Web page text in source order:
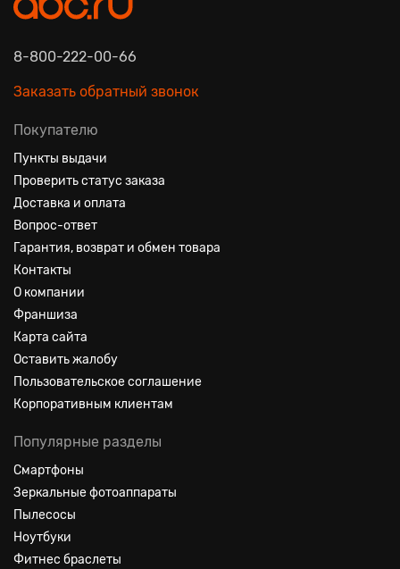
8-800-222-00-66
Заказать обратный звонок
Покупателю
Пункты выдачи
Проверить статус заказа
Доставка и оплата
Вопрос-ответ
Гарантия, возврат и обмен товара
Контакты
О компании
Франшиза
Карта сайта
Оставить жалобу
Пользовательское соглашение
Корпоративным клиентам
Популярные разделы
Смартфоны
Зеркальные фотоаппараты
Пылесосы
Ноутбуки
Фитнес браслеты